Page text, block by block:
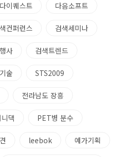
다이퀘스트 다음소프트
컨퍼런스 검색세미나
사 검색트렌드
술 STS2009
전라남도 장흥
댁 PET병 분수
leebok 예가기획